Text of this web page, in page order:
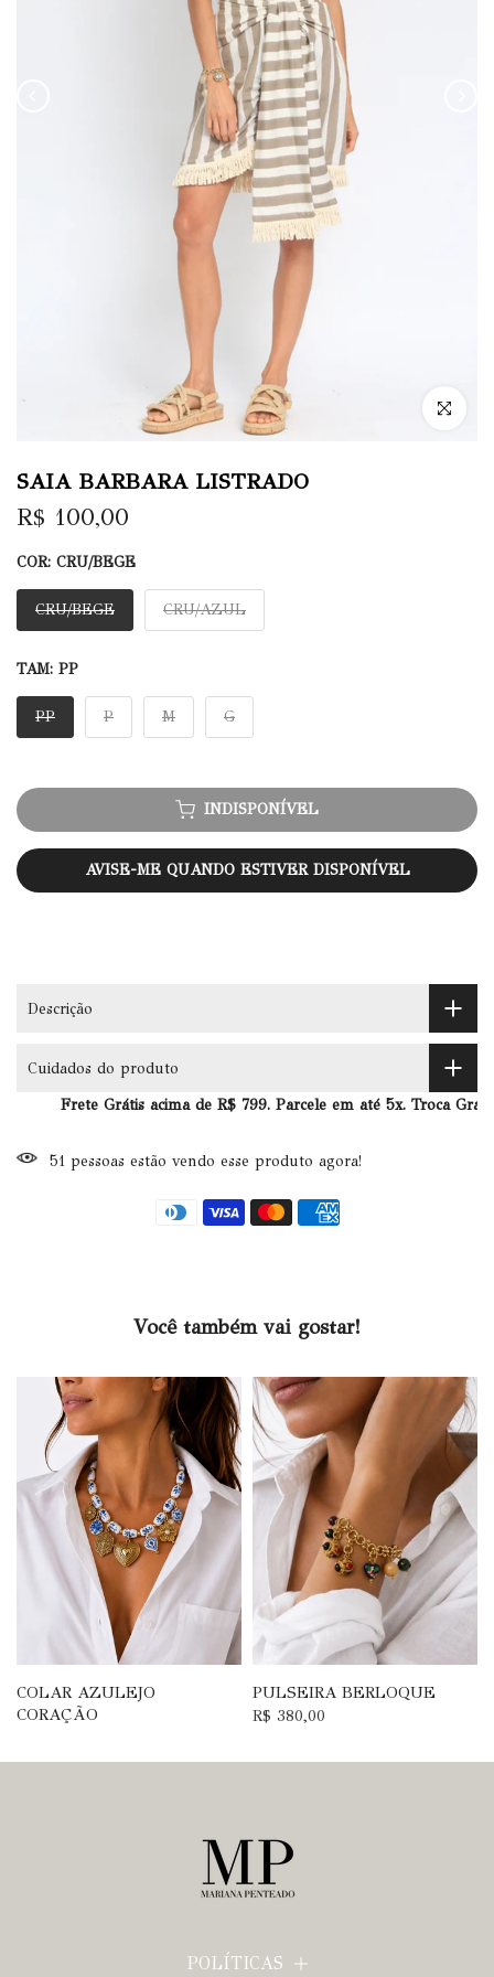
Clique
SAIA BARBARA LISTRADO
R$ 100,00
COR: CRU/BEGE
CRU/BEGE CRU/AZUL
TAM: PP
PP P M G
INDISPONÍVEL
AVISE-ME QUANDO ESTIVER DISPONÍVEL
Descrição
Cuidados do produto
Frete Grátis acima de R$ 799. Parcele em até 5x. Troca Grátis
51 pessoas estão vendo esse produto agora!
Você também vai gostar!
COLAR AZULEJO
CORAÇÃO
PULSEIRA BERLOQUE
R$ 380,00
POLÍTICAS